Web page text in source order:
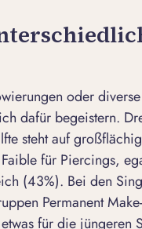
oder
dafür begeistern.
steht auf
für Piercings,
(43%). Bei den
Permanent
für die